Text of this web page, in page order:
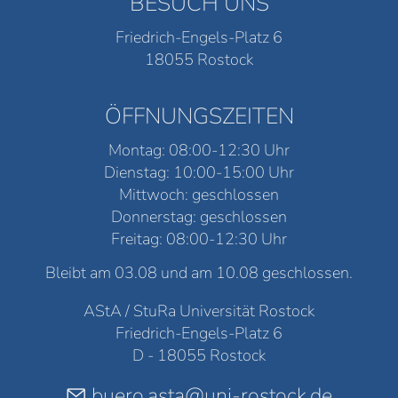
Friedrich-Engels-Platz 6
18055 Rostock
ÖFFNUNGSZEITEN
Montag: 08:00-12:30 Uhr
Dienstag: 10:00-15:00 Uhr
Mittwoch: geschlossen
Donnerstag: geschlossen
Freitag: 08:00-12:30 Uhr
Bleibt am 03.08 und am 10.08 geschlossen.
AStA / StuRa Universität Rostock
Friedrich-Engels-Platz 6
D - 18055 Rostock